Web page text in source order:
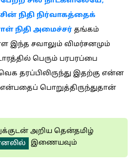
நிதி நிர்வாகத்தைக்
நிதி அமைச்சர் தங்கம்
இந்த சவாலும் விமர்சனமும்
பெரும் பரபரப்பை
தரப்பிலிருந்து இதற்கு என்ன
என்பதைப் பொறுத்திருந்துதான்
அறிய தென்தமிழ்
இணையவும்